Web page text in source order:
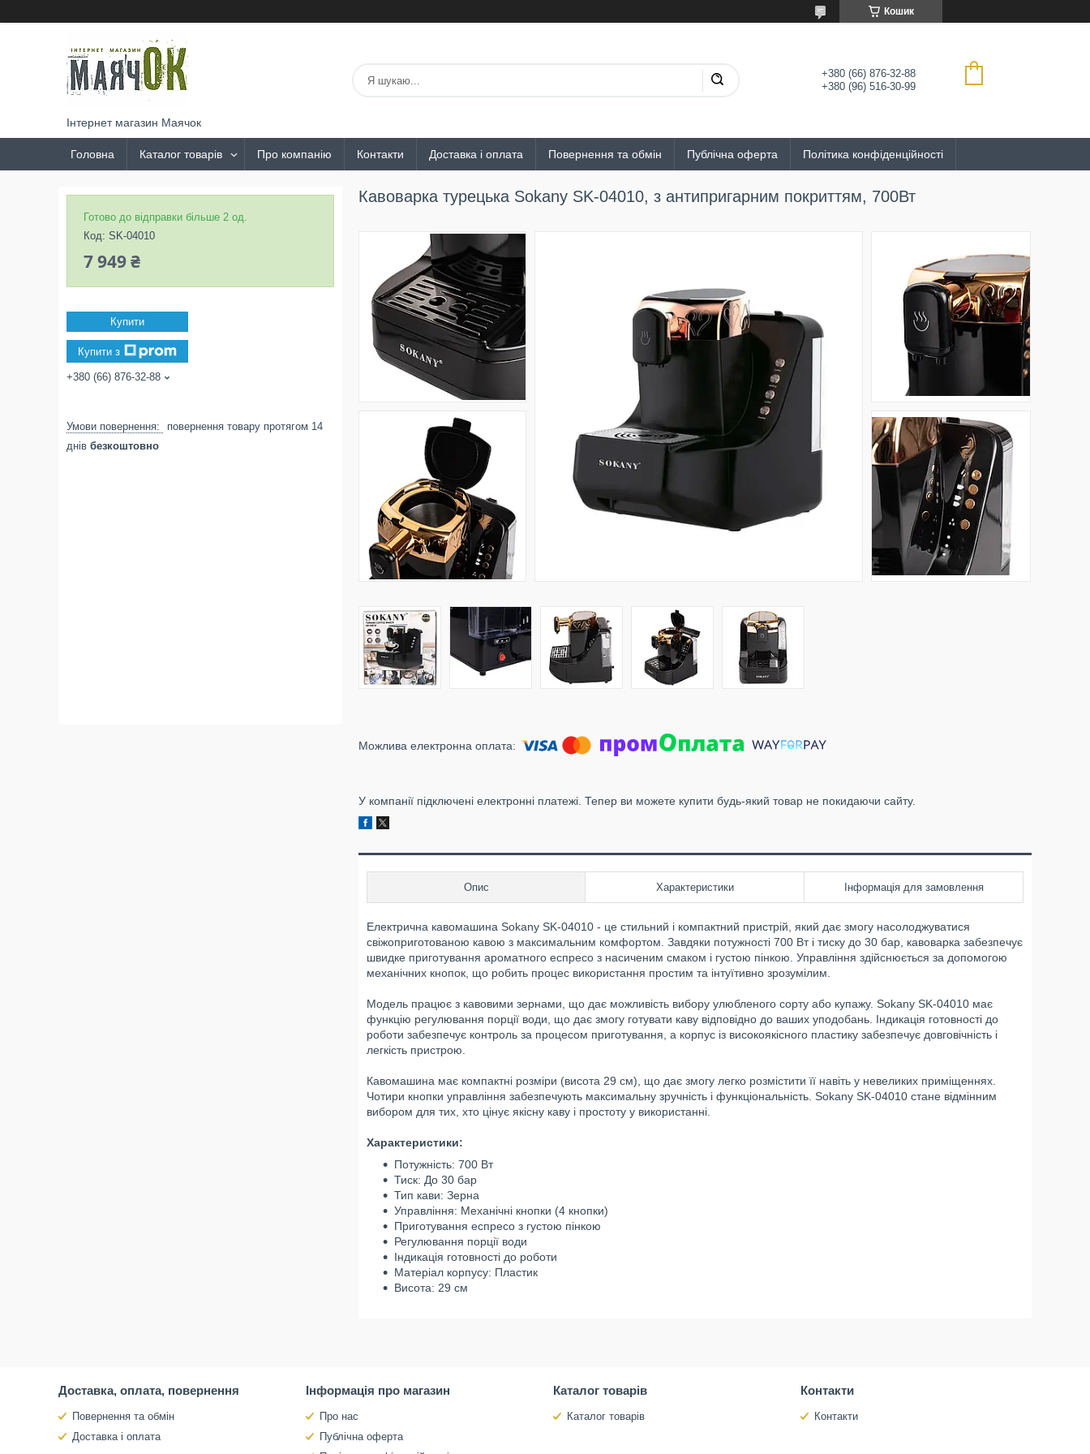
Кошик
Інтернет магазин Маячок
+380 (66) 876-32-88
+380 (96) 516-30-99
Головна Каталог товарів Про компанію Контакти Доставка і оплата Повернення та обмін Публічна оферта Політика конфіденційності
Кавоварка турецька Sokany SK-04010, з антипригарним покриттям, 700Вт
У компанії підключені електронні платежі. Тепер ви можете купити будь-який товар не покидаючи сайту.
Опис Характеристики Інформація для замовлення
Електрична кавомашина Sokany SK-04010 - це стильний і компактний пристрій, який дає змогу насолоджуватися
свіжоприготованою кавою з максимальним комфортом. Завдяки потужності 700 Вт і тиску до 30 бар, кавоварка забезпечує
швидке приготування ароматного еспресо з насиченим смаком і густою пінкою. Управління здійснюється за допомогою
механічних кнопок, що робить процес використання простим та інтуїтивно зрозумілим.
Модель працює з кавовими зернами, що дає можливість вибору улюбленого сорту або купажу. Sokany SK-04010 має
функцію регулювання порції води, що дає змогу готувати каву відповідно до ваших уподобань. Індикація готовності до
роботи забезпечує контроль за процесом приготування, а корпус із високоякісного пластику забезпечує довговічність і
легкість пристрою.
Кавомашина має компактні розміри (висота 29 см), що дає змогу легко розмістити її навіть у невеликих приміщеннях.
Чотири кнопки управління забезпечують максимальну зручність і функціональність. Sokany SK-04010 стане відмінним
вибором для тих, хто цінує якісну каву і простоту у використанні.
Характеристики:
Потужність: 700 Вт
Тиск: До 30 бар
Тип кави: Зерна
Управління: Механічні кнопки (4 кнопки)
Приготування еспресо з густою пінкою
Регулювання порції води
Індикація готовності до роботи
Матеріал корпусу: Пластик
Висота: 29 см
Готово до відправки більше 2 од.
Код: SK-04010
7 949 ₴
Купити
Купити з
+380 (66) 876-32-88
повернення товару протягом 14
днів безкоштовно
Доставка, оплата, повернення
Повернення та обмін
Доставка і оплата
Інформація про магазин
Про нас
Публічна оферта
Каталог товарів
Каталог товарів
Контакти
Контакти